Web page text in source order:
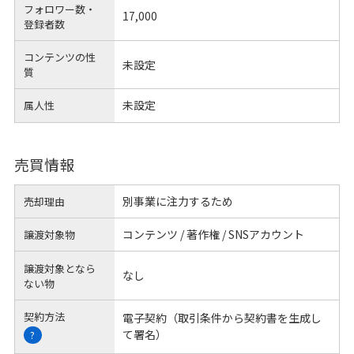
フォロワー数・
登録者数
17,000
コンテンツの性
質
未設定
属人性 未設定
売買情報
売却理由 別事業に注力するため
譲渡対象物 コンテンツ / 著作権 / SNSアカウント
譲渡対象となら
ない物
なし
契約方法
?
電子契約（取引条件から契約書を生成し
て署名）